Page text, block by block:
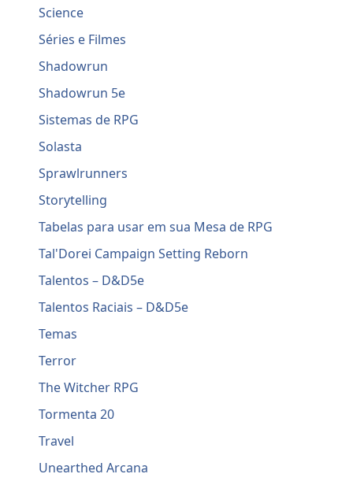
Science
Séries e Filmes
Shadowrun
Shadowrun 5e
Sistemas de RPG
Solasta
Sprawlrunners
Storytelling
Tabelas para usar em sua Mesa de RPG
Tal'Dorei Campaign Setting Reborn
Talentos – D&D5e
Talentos Raciais – D&D5e
Temas
Terror
The Witcher RPG
Tormenta 20
Travel
Unearthed Arcana